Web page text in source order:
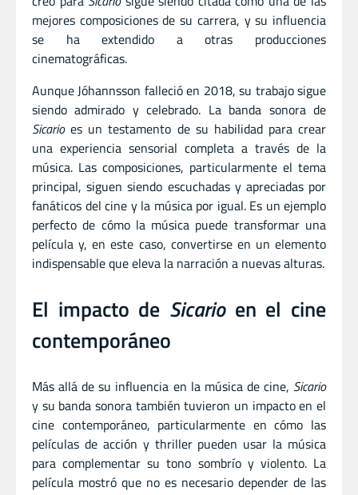
mejores composiciones de su carrera, y su influencia
se ha extendido a otras producciones
cinematográficas.
Aunque Jóhannsson falleció en 2018, su trabajo sigue
siendo admirado y celebrado. La banda sonora de
Sicarioes un testamento de su habilidad para crear
una experiencia sensorial completa a través de la
música. Las composiciones, particularmente el tema
principal, siguen siendo escuchadas y apreciadas por
fanáticos del cine y la música por igual. Es un ejemplo
perfecto de cómo la música puede transformar una
película y, en este caso, convertirse en un elemento
indispensable que eleva la narración a nuevas alturas.
El impacto de Sicarioen el cine
contemporáneo
Más allá de su influencia en la música de cine, Sicario
y su banda sonora también tuvieron un impacto en el
cine contemporáneo, particularmente en cómo las
películas de acción y thriller pueden usar la música
para complementar su tono sombrío y violento. La
película mostró que no es necesario depender de las